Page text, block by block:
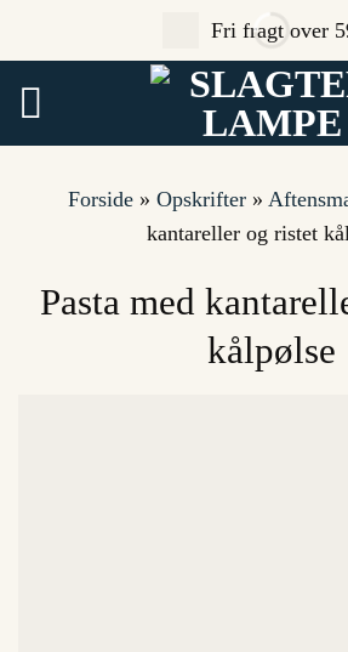
Fri fragt over
Forside» Opskrifter»
kantareller og ristet
Pasta med
kålpølse